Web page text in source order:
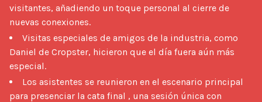
visitantes, añadiendo un toque personal al cierre de
nuevas conexiones.
Visitas especiales de amigos de la industria, como
Daniel de Cropster, hicieron que el día fuera aún más
especial.
Los asistentes se reunieron en el escenario principal
para presenciar la cata final , una sesión única con